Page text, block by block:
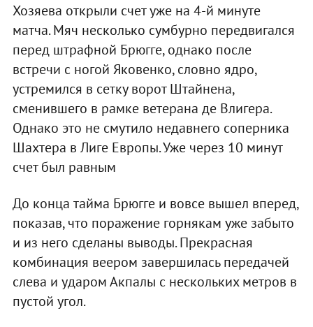
Хозяева открыли счет уже на 4-й минуте
матча. Мяч несколько сумбурно передвигался
перед штрафной Брюгге, однако после
встречи с ногой Яковенко, словно ядро,
устремился в сетку ворот Штайнена,
сменившего в рамке ветерана де Влигера.
Однако это не смутило недавнего соперника
Шахтера в Лиге Европы. Уже через 10 минут
счет был равным
До конца тайма Брюгге и вовсе вышел вперед,
показав, что поражение горнякам уже забыто
и из него сделаны выводы. Прекрасная
комбинация веером завершилась передачей
слева и ударом Акпалы с нескольких метров в
пустой угол.